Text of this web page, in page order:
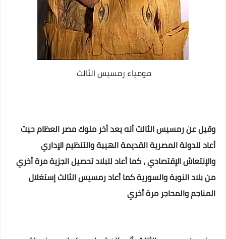
مومياء رمسيس الثالث
وقيل عن رمسيس الثالث أنه يعد أخر ملوك مصر العظام حيث
أعاد للدولة المصرية القديمة الهيبة والتنظيم الإداري
والإنتعاش الإقتصادي ، كما أعاد للبلاد تحصيل الجزية مرة أخري
من بلاد النوبة والسورية كما أعاد رمسيس الثالث إستغلال
المناجم والمحاجر ⁦ مرة أخري